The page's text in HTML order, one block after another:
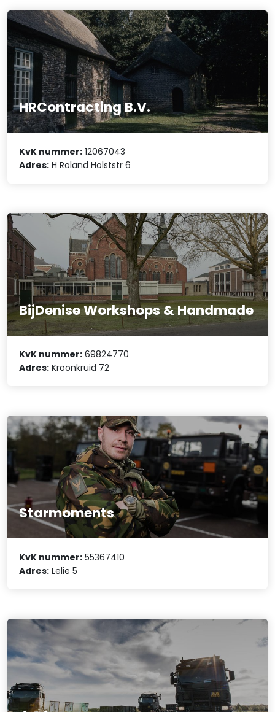
HRContracting B.V.
KvK nummer: 12067043
Adres: H Roland Holststr 6
BijDenise Workshops & Handmade
KvK nummer: 69824770
Adres: Kroonkruid 72
Starmoments
KvK nummer: 55367410
Adres: Lelie 5